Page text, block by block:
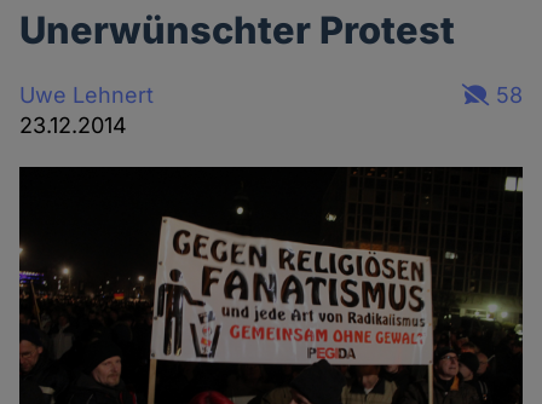
Unerwünschter Protest
Uwe Lehnert
23.12.2014
58